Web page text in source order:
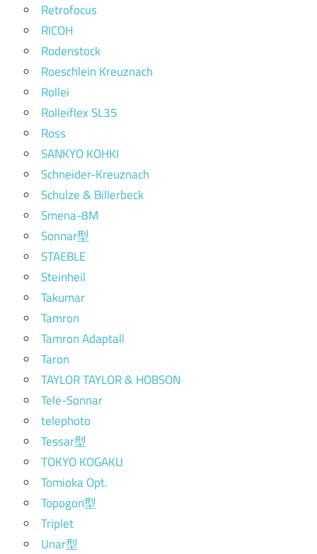
Retrofocus
RICOH
Rodenstock
Roeschlein Kreuznach
Rollei
Rolleiflex SL35
Ross
SANKYO KOHKI
Schneider-Kreuznach
Schulze & Billerbeck
Smena-8M
Sonnar型
STAEBLE
Steinheil
Takumar
Tamron
Tamron Adaptall
Taron
TAYLOR TAYLOR & HOBSON
Tele-Sonnar
telephoto
Tessar型
TOKYO KOGAKU
Tomioka Opt.
Topogon型
Triplet
Unar型